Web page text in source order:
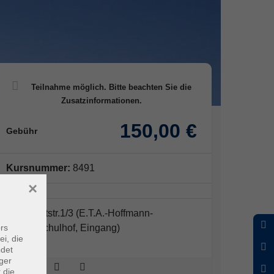
Gebühr 150,00 €
Kursnummer: 8491
Sternwartstr.1/3 (E.T.A.-Hoffmann-
Gymn.,Schulhof, Eingang)
die
die
×